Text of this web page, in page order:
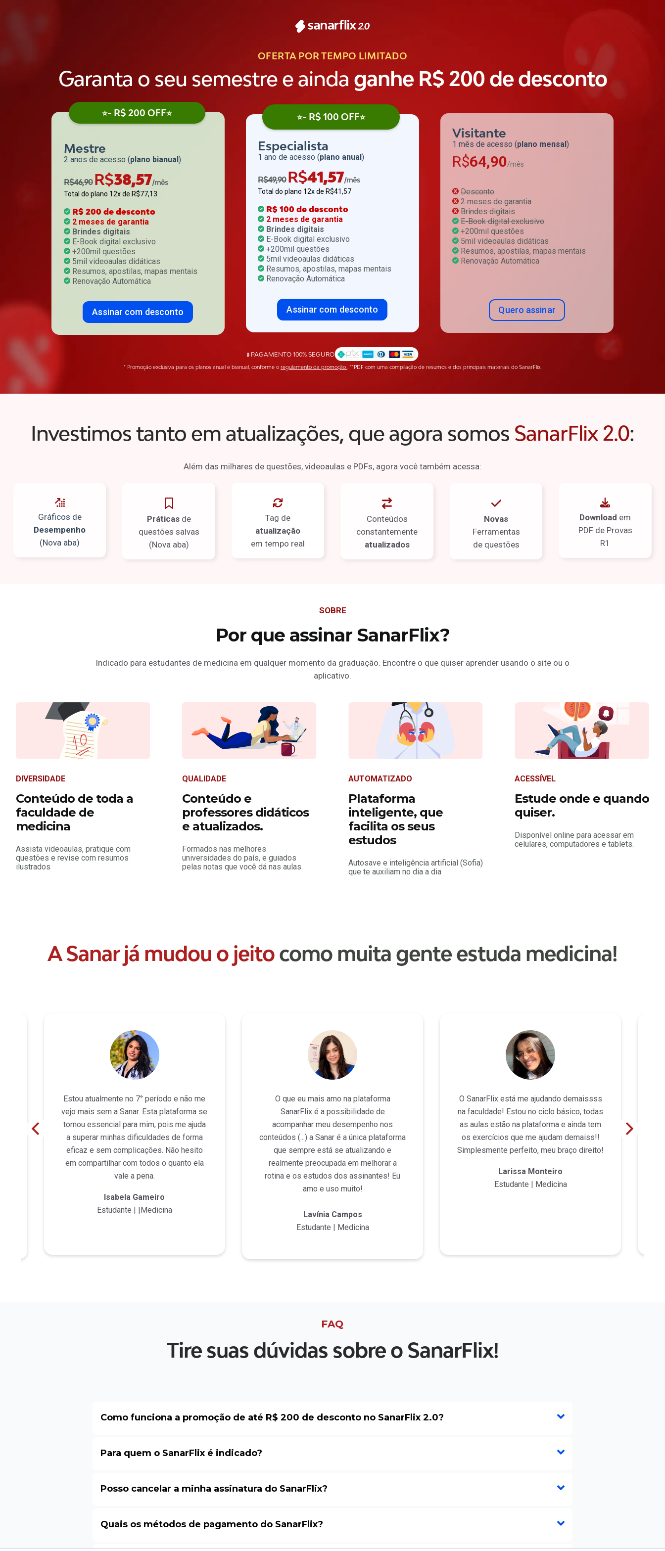
OFERTA POR TEMPO LIMITADO
Garanta o seu semestre e ainda ganhe R$ 200 de desconto
⭐- R$ 200 OFF⭐
Mestre
2 anos de acesso (plano bianual)
R$46,90 R$38,57/mês
Total do plano 12x de R$77,13
R$ 200 de desconto
2 meses de garantia
Brindes digitais
E-Book digital exclusivo
+200mil questões
5mil videoaulas didáticas
Resumos, apostilas, mapas mentais
Renovação Automática
Assinar com desconto
⭐- R$ 100 OFF⭐
Especialista
1 ano de acesso (plano anual)
R$49,90 R$41,57/mês
Total do plano 12x de R$41,57
R$ 100 de desconto
2 meses de garantia
Brindes digitais
E-Book digital exclusivo
+200mil questões
5mil videoaulas didáticas
Resumos, apostilas, mapas mentais
Renovação Automática
Assinar com desconto
Visitante
1 mês de acesso (plano mensal)
R$64,90/mês
Desconto
2 meses de garantia
Brindes digitais
E-Book digital exclusivo
+200mil questões
5mil videoaulas didáticas
Resumos, apostilas, mapas mentais
Renovação Automática
Quero assinar
🔒 PAGAMENTO 100% SEGURO
* Promoção exclusiva para os planos anual e bianual, conforme o regulamento da promoção . **PDF com uma compilação de resumos e dos principais materiais do SanarFlix.
Investimos tanto em atualizações, que agora somos SanarFlix 2.0:
Além das milhares de questões, videoaulas e PDFs, agora você também acessa:
Gráficos de
Desempenho
(Nova aba)
Práticasde
questões salvas
(Nova aba)
Tag de
atualização
em tempo real
Conteúdos
constantemente
atualizados
Novas
Ferramentas
de questões
Download em
PDF de Provas
R1
SOBRE
Por que assinar SanarFlix?
Indicado para estudantes de medicina em qualquer momento da graduação. Encontre o que quiser aprender usando o site ou o
aplicativo.
DIVERSIDADE
Conteúdo de toda a
faculdade de
medicina
Assista videoaulas, pratique com
questões e revise com resumos
ilustrados
QUALIDADE
Conteúdo e
professores didáticos
e atualizados.
Formados nas melhores
universidades do país, e guiados
pelas notas que você dá nas aulas.
AUTOMATIZADO
Plataforma
inteligente, que
facilita os seus
estudos
Autosave e inteligência artificial (Sofia)
que te auxiliam no dia a dia
ACESSÍVEL
Estude onde e quando
quiser.
Disponível online para acessar em
celulares, computadores e tablets.
A Sanar já mudou o jeito como muita gente estuda medicina!
O que eu mais amo na plataforma
SanarFlix é a possibilidade de
acompanhar meu desempenho nos
conteúdos (...) a Sanar é a única plataforma
que sempre está se atualizando e
realmente preocupada em melhorar a
rotina e os estudos dos assinantes! Eu
amo e uso muito!
Lavínia Campos
Estudante | Medicina
O SanarFlix está me ajudando demaissss
na faculdade! Estou no ciclo básico, todas
as aulas estão na plataforma e ainda tem
os exercícios que me ajudam demaiss!!
Simplesmente perfeito, meu braço direito!
Larissa Monteiro
Estudante | Medicina
Estou atualmente no 7° período e não me
vejo mais sem a Sanar. Esta plataforma se
tornou essencial para mim, pois me ajuda
a superar minhas dificuldades de forma
eficaz e sem complicações. Não hesito
em compartilhar com todos o quanto ela
vale a pena.
Isabela Gameiro
Estudante | |Medicina
FAQ
Tire suas dúvidas sobre o SanarFlix!
Como funciona a promoção de até R$ 200 de desconto no SanarFlix 2.0?
Para quem o SanarFlix é indicado?
Posso cancelar a minha assinatura do SanarFlix?
Quais os métodos de pagamento do SanarFlix?